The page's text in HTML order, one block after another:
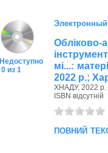
Недоступно
0 из 1
Электронный
мі...:
2022 р.;
ХНАДУ, 2022 р.
ISBN відсутній
повний